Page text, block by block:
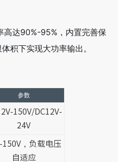
高达90%-95%，内置完善保
积下实现大功率输出。
参数
150V/DC12V-
24V
150V，负载电压
自适应